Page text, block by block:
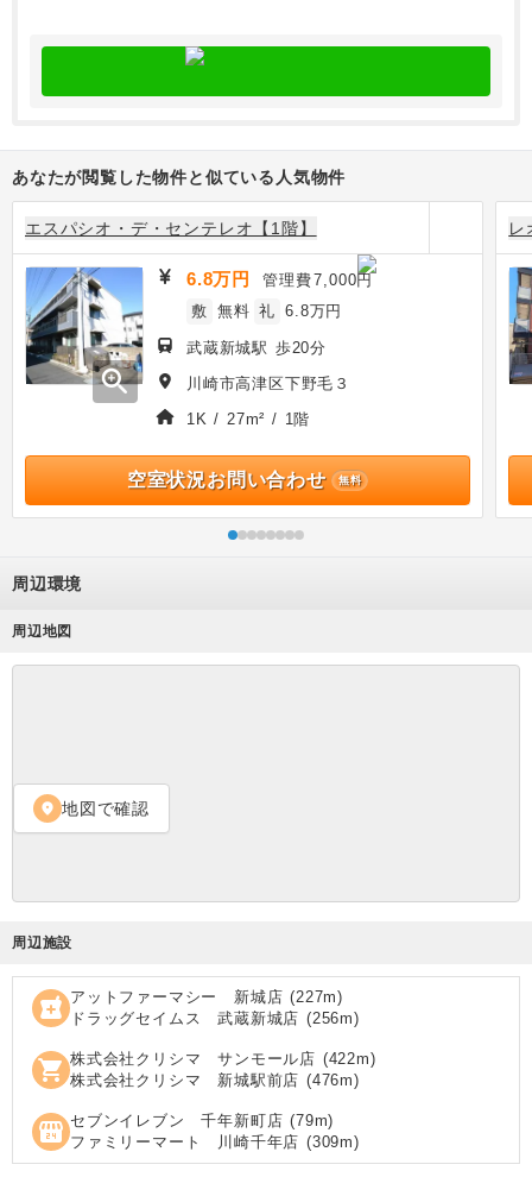
あなたが閲覧した物件と似ている人気物件
エスパシオ・デ・センテレオ【1階】
zoom_in
6.8万円 管理費7,000円
敷 無料 礼 6.8万円
武蔵新城駅 歩20分
川崎市高津区下野毛３
1K / 27m² / 1階
空室状況お問い合わせ 無料
レ
周辺環境
周辺地図
location_on 地図で確認
周辺施設
local_pharmacy アットファーマシー 新城店 (227m)
ドラッグセイムス 武蔵新城店 (256m)
shopping_cart 株式会社クリシマ サンモール店 (422m)
株式会社クリシマ 新城駅前店 (476m)
local_convenience_store セブンイレブン 千年新町店 (79m)
ファミリーマート 川崎千年店 (309m)